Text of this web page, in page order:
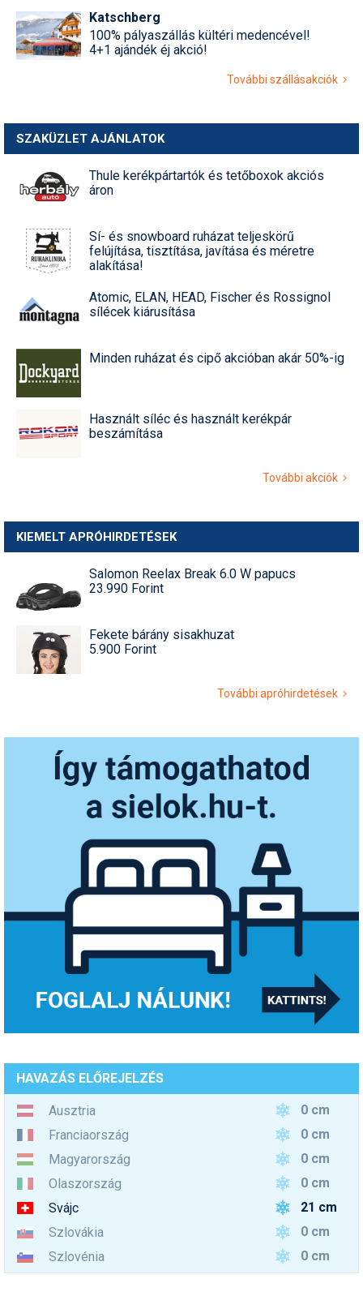
Katschberg
100% pályaszállás kültéri medencével!
4+1 ajándék éj akció!
További szállásakciók
SZAKÜZLET AJÁNLATOK
Thule kerékpártartók és tetőboxok akciós
áron
Sí- és snowboard ruházat teljeskörű
felújítása, tisztítása, javítása és méretre
alakítása!
Atomic, ELAN, HEAD, Fischer és Rossignol
sílécek kiárusítása
Minden ruházat és cipő akcióban akár 50%-ig
Használt síléc és használt kerékpár
beszámítása
További akciók
KIEMELT APRÓHIRDETÉSEK
Salomon Reelax Break 6.0 W papucs
23.990 Forint
Fekete bárány sisakhuzat
5.900 Forint
További apróhirdetések
HAVAZÁS ELŐREJELZÉS
Ausztria
0 cm
Franciaország
0 cm
Magyarország
0 cm
Olaszország
0 cm
Svájc
21 cm
Szlovákia
0 cm
Szlovénia
0 cm